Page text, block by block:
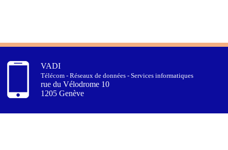
VADI
Télécom - Réseaux de données - Services informatiques
rue du Vélodrome 10
1205 Genève